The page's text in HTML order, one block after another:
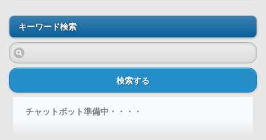
キーワード検索
検索する
チャットボット準備中・・・・